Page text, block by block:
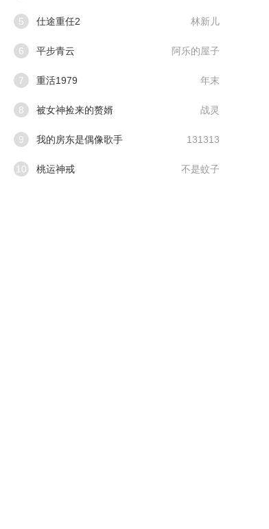
5 仕途重任2 林新儿
6 平步青云 阿乐的屋子
7 重活1979 年末
8 被女神捡来的赘婿 战灵
9 我的房东是偶像歌手 131313
10 桃运神戒 不是蚊子